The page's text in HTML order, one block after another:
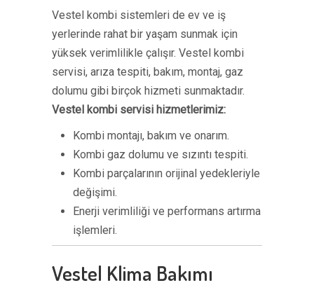
Vestel kombi sistemleri de ev ve iş
yerlerinde rahat bir yaşam sunmak için
yüksek verimlilikle çalışır. Vestel kombi
servisi, arıza tespiti, bakım, montaj, gaz
dolumu gibi birçok hizmeti sunmaktadır.
Vestel kombi servisi hizmetlerimiz:
Kombi montajı, bakım ve onarım.
Kombi gaz dolumu ve sızıntı tespiti.
Kombi parçalarının orijinal yedekleriyle
değişimi.
Enerji verimliliği ve performans artırma
işlemleri.
Vestel Klima Bakımı